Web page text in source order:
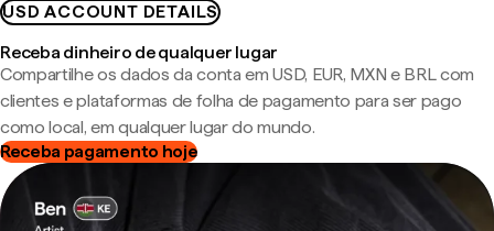
USD ACCOUNT DETAILS
Receba dinheiro de qualquer lugar
Compartilhe os dados da conta em USD, EUR, MXN e BRL com
clientes e plataformas de folha de pagamento para ser pago
como local, em qualquer lugar do mundo.
Receba pagamento hoje